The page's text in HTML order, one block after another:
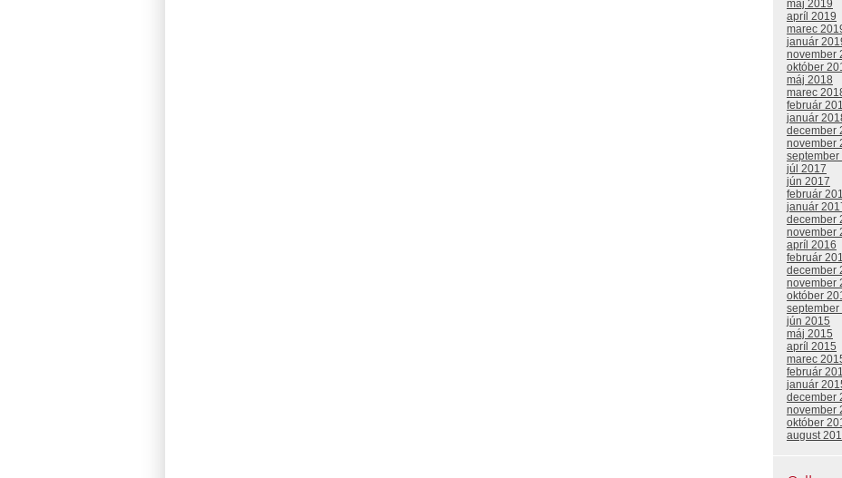
máj 2019
apríl 2019
marec
január
november
október
máj 2018
marec
február
január
december
november
september
júl 2017
jún 2017
február
január
december
november
apríl 2016
február
december
november
október
september
jún 2015
máj 2015
apríl 2015
marec
február
január
december
november
október
august